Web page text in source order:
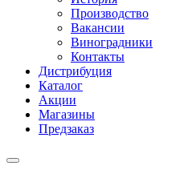
Производство
Вакансии
Виноградники
Контакты
Дистрибуция
Каталог
Акции
Магазины
Предзаказ